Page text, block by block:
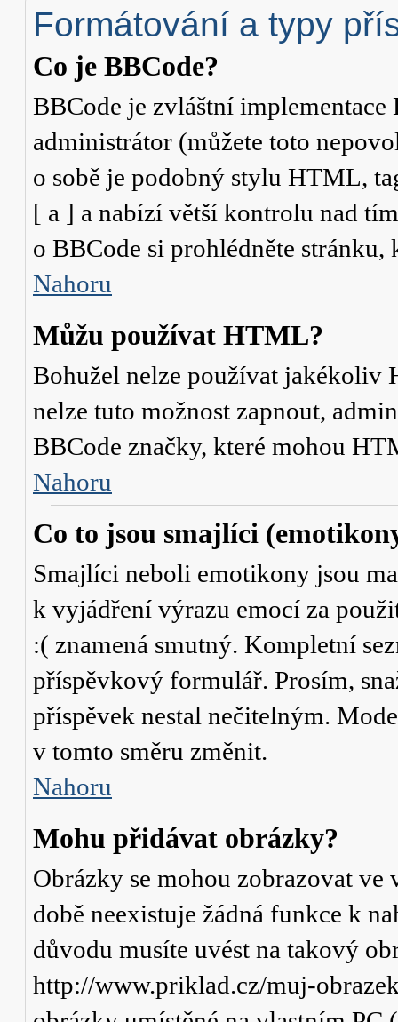
Formátování a typy
Co je BBCode?
BBCode je zvláštní
administrátor (můžete toto
o sobě je podobný stylu HTML,
[ a ] a nabízí větší kontrolu nad
o BBCode si prohlédněte
Nahoru
Můžu používat HTML?
Bohužel nelze používat jakékoliv
nelze tuto možnost zapnout,
BBCode značky, které mohou
Nahoru
Co to jsou smajlíci
Smajlíci neboli emotikony jsou
k vyjádření výrazu emocí za
:( znamená smutný. Kompletní
příspěvkový formulář. Prosím,
příspěvek nestal nečitelným.
v tomto směru změnit.
Nahoru
Mohu přidávat obrázky?
Obrázky se mohou zobrazovat
době neexistuje žádná funkce k
důvodu musíte uvést na takový
http://www.priklad.cz/muj-